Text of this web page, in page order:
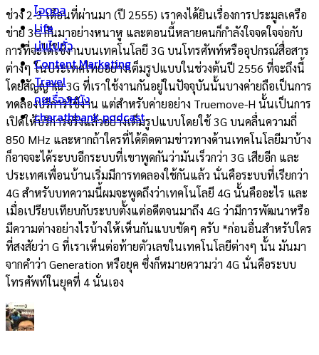
ไอดอล
Life
บ่นไปทั่ว
Content Marketing
Travel
คุยเรื่องหนัง
charathbank podcast
ช่วง 2-3 เดือนที่ผ่านมา (ปี 2555) เราคงได้ยินเรื่องการประมูลเครือ
ข่าย 3G กันมาอย่างหนาหู และตอนนี้หลายคนก็กำลังใจจดใจจ่อกับ
การที่จะได้ใช้งานบนเทคโนโลยี 3G บนโทรศัพท์หรืออุปกรณ์สื่อสาร
ต่างๆ ในประเทศไทยอย่างเต็มรูปแบบในช่วงต้นปี 2556 ที่จะถึงนี้
โดยสัญญาณ 3G ที่เราใช้งานกันอยู่ในปัจจุบันนั้นบางค่ายถือเป็นการ
ทดลองบริการใช้งาน แต่สำหรับค่ายอย่าง Truemove-H นั้นเป็นการ
เปิดให้บริการจริงแล้วอย่างเต็มรูปแบบโดยใช้ 3G บนคลื่นความถี่
850 MHz และหากถ้าใครที่ได้ติดตามข่าวทางด้านเทคโนโลยีมาบ้าง
ก็อาจจะได้ระบบอีกระบบที่เขาพูดกันว่ามันเร็วกว่า 3G เสียอีก และ
ประเทศเพื่อนบ้านเริ่มมีการทดลองใช้กันแล้ว นั่นคือระบบที่เรียกว่า
4G สำหรับบทความนี้ผมจะพูดถึงว่าเทคโนโลยี 4G นั้นคืออะไร และ
เมื่อเปรียบเทียบกับระบบตั้งแต่อดีตจนมาถึง 4G ว่ามีการพัฒนาหรือ
มีความต่างอย่างไรบ้างให้เห็นกันแบบชัดๆ ครับ *ก่อนอื่นสำหรับใคร
ที่สงสัยว่า G ที่เราเห็นต่อท้ายตัวเลขในเทคโนโลยีต่างๆ นั้น มันมา
จากคำว่า Generation หรือยุค ซึ่งก็หมายความว่า 4G นั่นคือระบบ
โทรศัพท์ในยุคที่ 4 นั่นเอง